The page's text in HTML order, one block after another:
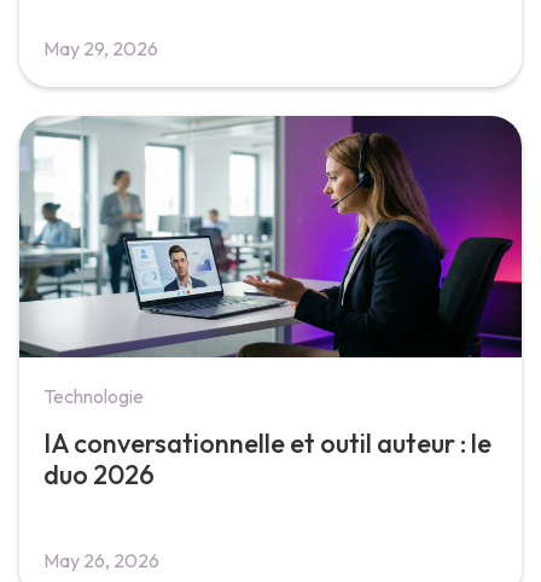
May 29, 2026
Technologie
IA conversationnelle et outil auteur : le
duo 2026
May 26, 2026